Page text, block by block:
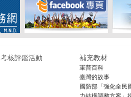
考核評鑑活動 補充教材
軍普百科
臺灣的故事
國防部「強化全民